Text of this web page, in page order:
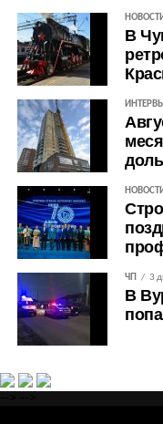
НОВОСТИ
В
НОВОСТИ
ЧП 3
В